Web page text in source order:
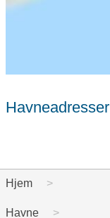
Havneadresser
Hjem
Havne